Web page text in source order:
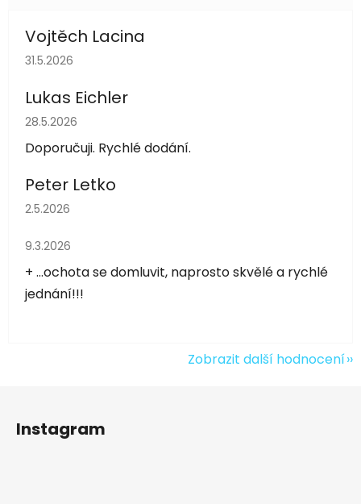
Vojtěch Lacina
Hodnocení obchodu je 5 z 5 hvězdiček.
31.5.2026
Lukas Eichler
Hodnocení obchodu je 5 z 5 hvězdiček.
28.5.2026
Doporučuji. Rychlé dodání.
Peter Letko
Hodnocení obchodu je 5 z 5 hvězdiček.
2.5.2026
Hodnocení obchodu je 5 z 5 hvězdiček.
9.3.2026
+ ...ochota se domluvit, naprosto skvělé a rychlé
jednání!!!
Zobrazit další hodnocení
Instagram